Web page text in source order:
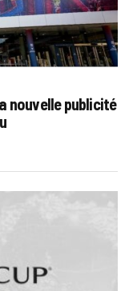
nouvelle publicité